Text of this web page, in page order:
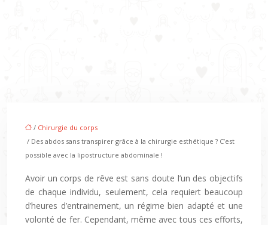
/ Chirurgie du corps
/ Des abdos sans transpirer grâce à la chirurgie esthétique ? C’est
possible avec la lipostructure abdominale !
Avoir un corps de rêve est sans doute l’un des objectifs
de chaque individu, seulement, cela requiert beaucoup
d’heures d’entrainement, un régime bien adapté et une
volonté de fer. Cependant, même avec tous ces efforts,